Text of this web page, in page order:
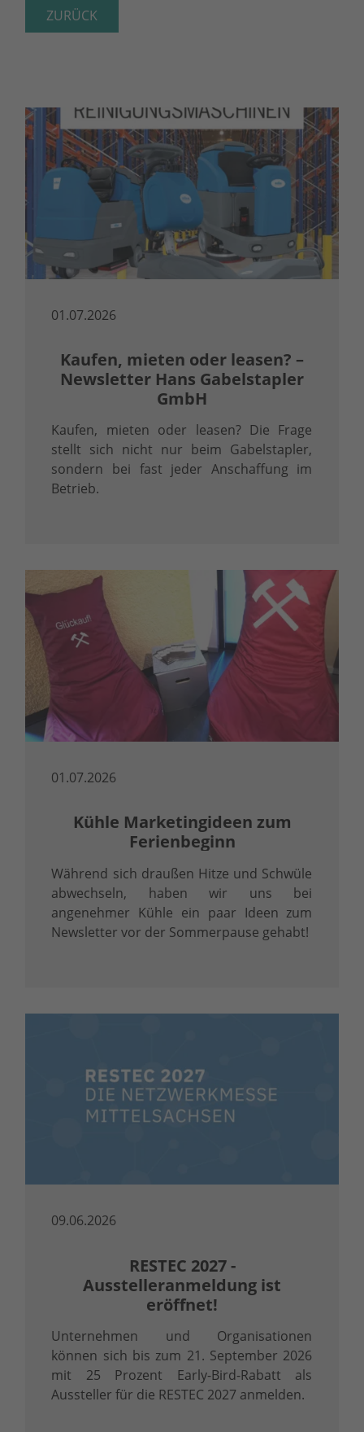
ZURÜCK
01.07.2026
Kaufen, mieten oder leasen? –
Newsletter Hans Gabelstapler
GmbH
Kaufen, mieten oder leasen? Die Frage
stellt sich nicht nur beim Gabelstapler,
sondern bei fast jeder Anschaffung im
Betrieb.
01.07.2026
Kühle Marketingideen zum
Ferienbeginn
Während sich draußen Hitze und Schwüle
abwechseln, haben wir uns bei
angenehmer Kühle ein paar Ideen zum
Newsletter vor der Sommerpause gehabt!
09.06.2026
RESTEC 2027 -
Ausstelleranmeldung ist
eröffnet!
Unternehmen und Organisationen
können sich bis zum 21. September 2026
mit 25 Prozent Early-Bird-Rabatt als
Aussteller für die RESTEC 2027 anmelden.